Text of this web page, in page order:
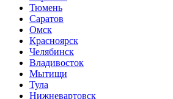
Тюмень
Саратов
Омск
Красноярск
Челябинск
Владивосток
Мытищи
Тула
Нижневартовск